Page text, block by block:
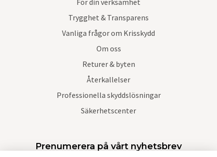
Trygghet & Transparens
Vanliga frågor om Krisskydd
Om oss
Returer & byten
Återkallelser
Professionella skyddslösningar
Säkerhetscenter
Prenumerera på vårt nyhetsbrev